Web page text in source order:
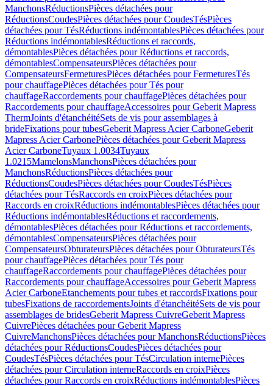
ManchonsRéductionsPièces détachées pour
RéductionsCoudesPièces détachées pour CoudesTésPièces
détachées pour TésRéductions indémontablesPièces détachées pour
Réductions indémontablesRéductions et raccords,
démontablesPièces détachées pour Réductions et raccords,
démontablesCompensateursPièces détachées pour
CompensateursFermeturesPièces détachées pour FermeturesTés
pour chauffagePièces détachées pour Tés pour
chauffageRaccordements pour chauffagePièces détachées pour
Raccordements pour chauffageAccessoires pour Geberit Mapress
ThermJoints d'étanchéitéSets de vis pour assemblages à
brideFixations pour tubesGeberit Mapress Acier CarboneGeberit
Mapress Acier CarbonePièces détachées pour Geberit Mapress
Acier CarboneTuyaux 1.0034Tuyaux
1.0215MamelonsManchonsPièces détachées pour
ManchonsRéductionsPièces détachées pour
RéductionsCoudesPièces détachées pour CoudesTésPièces
détachées pour TésRaccords en croixPièces détachées pour
Raccords en croixRéductions indémontablesPièces détachées pour
Réductions indémontablesRéductions et raccordements,
démontablesPièces détachées pour Réductions et raccordements,
démontablesCompensateursPièces détachées pour
CompensateursObturateursPièces détachées pour ObturateursTés
pour chauffagePièces détachées pour Tés pour
chauffageRaccordements pour chauffagePièces détachées pour
Raccordements pour chauffageAccessoires pour Geberit Mapress
Acier CarboneEtanchements pour tubes et raccordsFixations pour
tubesFixations de raccordementsJoints d'étanchéitéSets de vis pour
assemblages de bridesGeberit Mapress CuivreGeberit Mapress
CuivrePièces détachées pour Geberit Mapress
CuivreManchonsPièces détachées pour ManchonsRéductionsPièces
détachées pour RéductionsCoudesPièces détachées pour
CoudesTésPièces détachées pour TésCirculation internePièces
détachées pour Circulation interneRaccords en croixPièces
détachées pour Raccords en croixRéductions indémontablesPièces